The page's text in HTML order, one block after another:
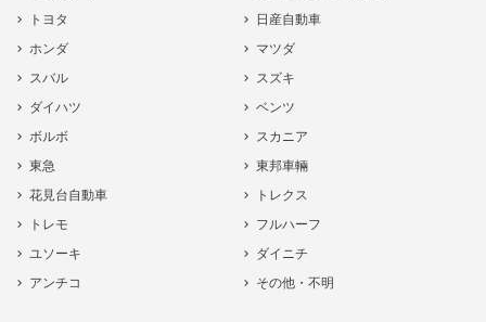
トヨタ
日産自動車
ホンダ
マツダ
スバル
スズキ
ダイハツ
ベンツ
ボルボ
スカニア
東急
東邦車輛
花見台自動車
トレクス
トレモ
フルハーフ
ユソーキ
ダイニチ
アンチコ
その他・不明